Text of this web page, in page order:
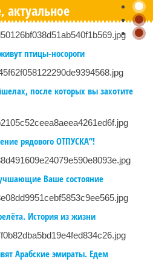
актуальное
птицы-носороги
после которых вы захотите
рядового ОТПУСКА”!
Ваше состояние
История из жизни
Арабские эмираты. Едем